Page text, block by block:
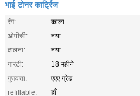
भाई टोनर कार्ट्रिज
रंग:
काला
ओपीसी:
नया
ढालना:
नया
गारंटी:
18 महीने
गुणवत्ता:
एएए ग्रेड
refillable:
हाँ